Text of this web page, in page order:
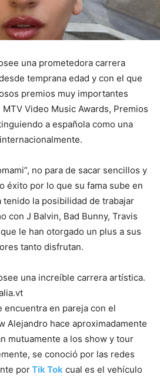
una prometedora carrera
temprana edad y con el que
premios muy importantes
Video Music Awards, Premios
a española como una
no para de sacar sencillos y
éxito por lo que su fama sube en
tenido la posibilidad de trabajar
con J Balvin, Bad Bunny, Travis
le han otorgado un plus a sus
tanto disfrutan.
una increíble carrera artística.
encuentra en pareja con el
Alejandro hace aproximadamente
mutuamente a los show y tour
se conoció por las redes
porTik Tok cual es el vehículo